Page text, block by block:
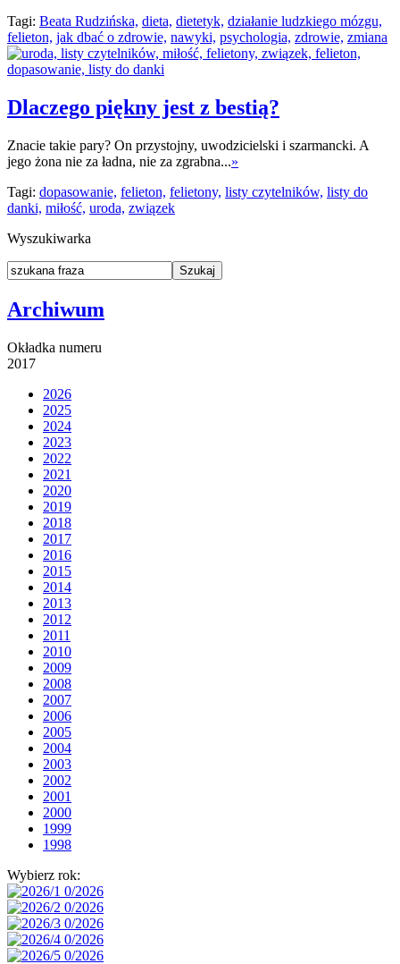
Tagi: Beata Rudzińska, dieta, dietetyk, działanie ludzkiego mózgu,
felieton, jak dbać o zdrowie, nawyki, psychologia, zdrowie, zmiana
Dlaczego piękny jest z bestią?
Znacie takie pary? On przystojny, uwodzicielski i szarmancki. A
jego żona nie za ładna, nie za zgrabna...»
Tagi: dopasowanie, felieton, felietony, listy czytelników, listy do
danki, miłość, uroda, związek
Wyszukiwarka
Archiwum
Okładka numeru
2017
2026
2025
2024
2023
2022
2021
2020
2019
2018
2017
2016
2015
2014
2013
2012
2011
2010
2009
2008
2007
2006
2005
2004
2003
2002
2001
2000
1999
1998
Wybierz rok: